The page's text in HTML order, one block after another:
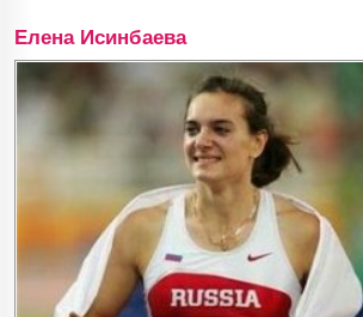
Елена Исинбаева